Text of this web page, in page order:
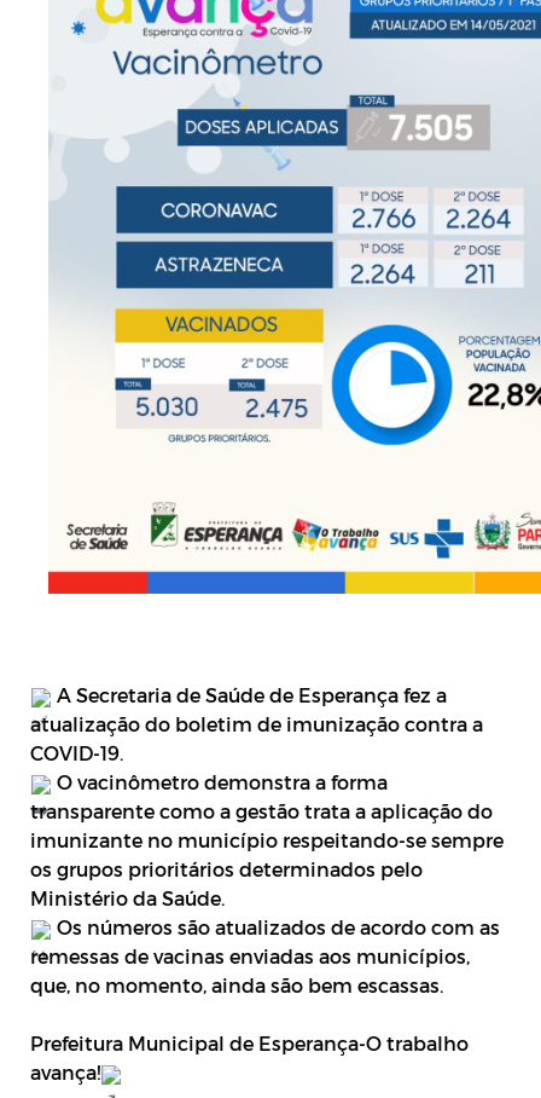
A Secretaria de Saúde de Esperança fez a
atualização do boletim de imunização contra a
COVID-19.
O vacinômetro demonstra a forma
transparente como a gestão trata a aplicação do
imunizante no município respeitando-se sempre
os grupos prioritários determinados pelo
Ministério da Saúde.
Os números são atualizados de acordo com as
remessas de vacinas enviadas aos municípios,
que, no momento, ainda são bem escassas.
Prefeitura Municipal de Esperança-O trabalho
avança!